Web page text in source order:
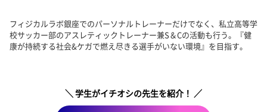
フィジカルラボ銀座でのパーソナルトレーナーだけでなく、私立高等学
校サッカー部のアスレティックトレーナー兼S＆Cの活動も行う。『健
康が持続する社会&ケガで燃え尽きる選手がいない環境』を目指す。
＼ 学生がイチオシの先生を紹介！ ／